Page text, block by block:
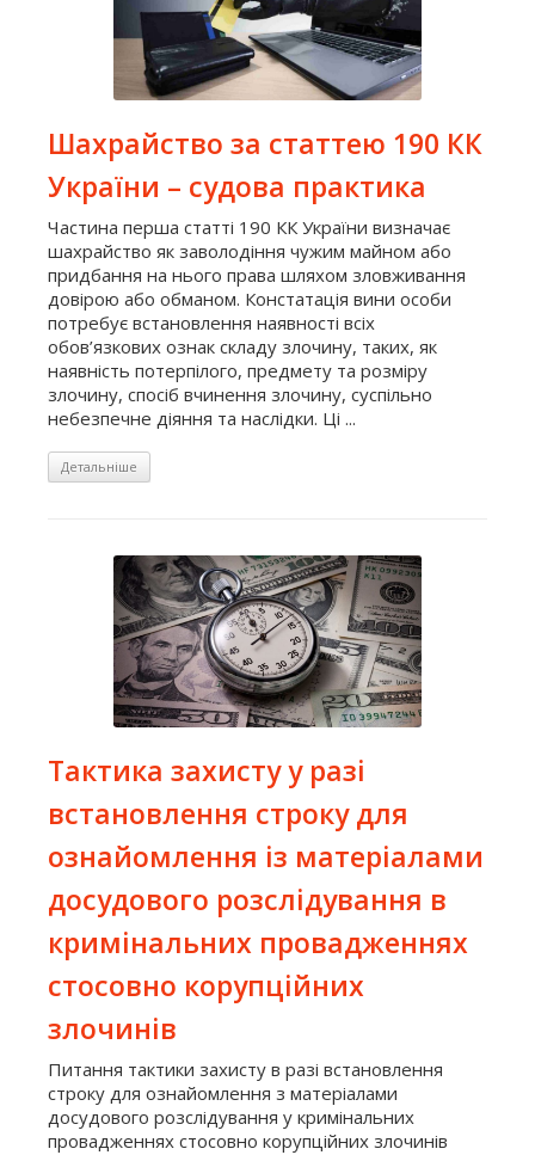
Шахрайство за статтею 190 КК
України – судова практика
Частина перша статті 190 КК України визначає
шахрайство як заволодіння чужим майном або
придбання на нього права шляхом зловживання
довірою або обманом. Констатація вини особи
потребує встановлення наявності всіх
обов’язкових ознак складу злочину, таких, як
наявність потерпілого, предмету та розміру
злочину, спосіб вчинення злочину, суспільно
небезпечне діяння та наслідки. Ці ...
Детальніше
Тактика захисту у разі
встановлення строку для
ознайомлення із матеріалами
досудового розслідування в
кримінальних провадженнях
стосовно корупційних
злочинів
Питання тактики захисту в разі встановлення
строку для ознайомлення з матеріалами
досудового розслідування у кримінальних
провадженнях стосовно корупційних злочинів